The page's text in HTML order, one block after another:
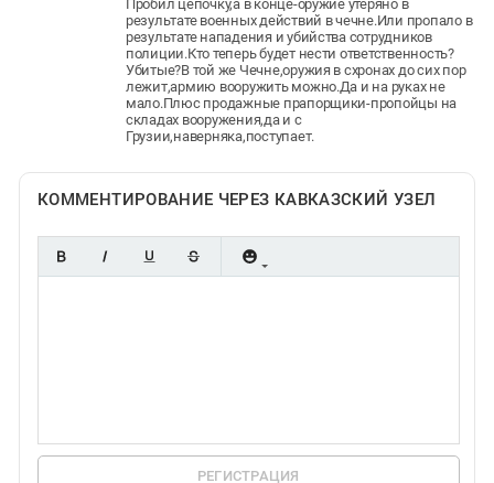
Пробил цепочку,а в конце-оружие утеряно в
результате военных действий в чечне.Или пропало в
результате нападения и убийства сотрудников
полиции.Кто теперь будет нести ответственность?
Убитые?В той же Чечне,оружия в схронах до сих пор
лежит,армию вооружить можно.Да и на руках не
мало.Плюс продажные прапорщики-пропойцы на
складах вооружения,да и с
Грузии,наверняка,поступает.
КОММЕНТИРОВАНИЕ ЧЕРЕЗ КАВКАЗСКИЙ УЗЕЛ
РЕГИСТРАЦИЯ